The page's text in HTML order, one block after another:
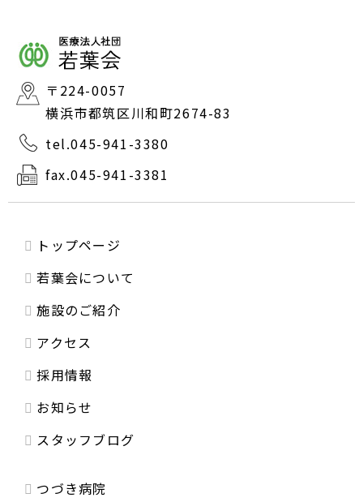
〒224-0057
横浜市都筑区川和町2674-83
tel.045-941-3380
fax.045-941-3381
トップページ
若葉会について
施設のご紹介
アクセス
採用情報
お知らせ
スタッフブログ
つづき病院